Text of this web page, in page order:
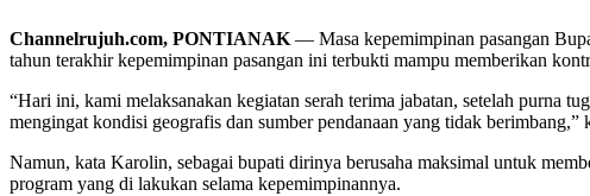
Channelrujuh.com, PONTIANAK — Masa kepemimpinan pasangan
tahun terakhir kepemimpinan pasangan ini terbukti mampu memberikan
“Hari ini, kami melaksanakan kegiatan serah terima jabatan, setelah purna
mengingat kondisi geografis dan sumber pendanaan yang tidak
Namun, kata Karolin, sebagai bupati dirinya berusaha maksimal untuk
program yang di lakukan selama kepemimpinannya.